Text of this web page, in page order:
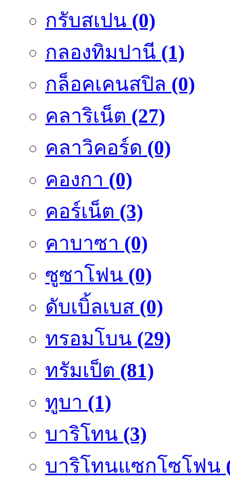
กรับสเปน (0)
กลองทิมปานี (1)
กล็อคเคนสปิล (0)
คลาริเน็ต (27)
คลาวิคอร์ด (0)
คองกา (0)
คอร์เน็ต (3)
คาบาซา (0)
ซูซาโฟน (0)
ดับเบิ้ลเบส (0)
ทรอมโบน (29)
ทรัมเป็ต (81)
ทูบา (1)
บาริโทน (3)
บาริโทนแซกโซโฟน